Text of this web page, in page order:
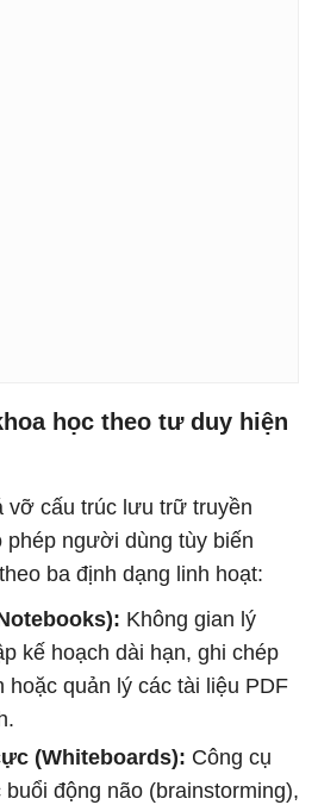
học theo tư duy hiện
vỡ cấu trúc lưu trữ truyền
phép người dùng tùy biến
ba định dạng linh hoạt:
Không gian lý
kế hoạch dài hạn, ghi chép
hoặc quản lý các tài liệu PDF
(Whiteboards): Công cụ
động não (brainstorming),